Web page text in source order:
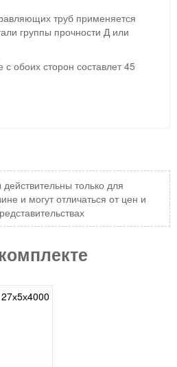
труб применяется
группы прочности Д или
обоих сторон составлет 45
только для
и могут отличаться от цен и